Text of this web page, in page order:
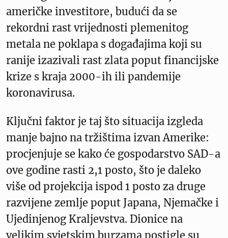
američke investitore, budući da se
rekordni rast vrijednosti plemenitog
metala ne poklapa s događajima koji su
ranije izazivali rast zlata poput financijske
krize s kraja 2000-ih ili pandemije
koronavirusa.
Ključni faktor je taj što situacija izgleda
manje bajno na tržištima izvan Amerike:
procjenjuje se kako će gospodarstvo SAD-a
ove godine rasti 2,1 posto, što je daleko
više od projekcija ispod 1 posto za druge
razvijene zemlje poput Japana, Njemačke i
Ujedinjenog Kraljevstva. Dionice na
velikim svjetskim burzama postigle su